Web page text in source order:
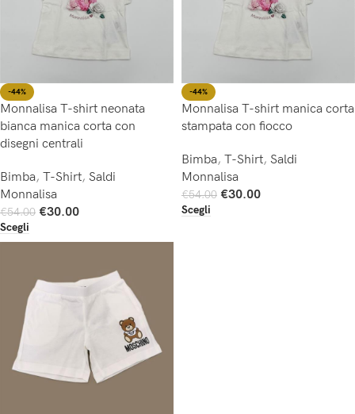
-44%
Monnalisa T-shirt neonata
bianca manica corta con
disegni centrali
Bimba, T-Shirt, Saldi
Monnalisa
€54.00 €30.00
Scegli
-44%
Monnalisa T-shirt manica corta
stampata con fiocco
Bimba, T-Shirt, Saldi
Monnalisa
€54.00 €30.00
Scegli